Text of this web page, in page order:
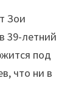
Зои
39-летний
под
что ни в